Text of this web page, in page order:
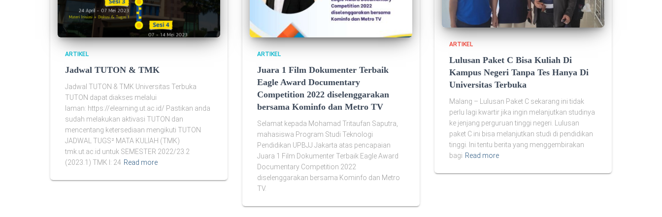
ARTIKEL
Jadwal TUTON & TMK
Jadwal TUTON & TMK Universitas Terbuka
TUTON dapat diakses melalui
laman: https://elearning.ut.ac.id/ Pastikan anda
sudah melakukan aktivasi TUTON dan
mencentang ketersediaan mengikuti TUTON
JADWAL TUGS² MATA KULİAH (TMK)
tmk.ut.ac.id untuk SEMESTER 2022/23.2
(2023.1) TMK I: 24 Read more
ARTIKEL
Juara 1 Film Dokumenter Terbaik
Eagle Award Documentary
Competition 2022 diselenggarakan
bersama Kominfo dan Metro TV
Selamat kepada Mohamad Tritaufan Saputra,
mahasiswa Program Studi Teknologi
Pendidikan UPBJJ Jakarta atas pencapaian
Juara 1 Film Dokumenter Terbaik Eagle Award
Documentary Competition 2022
diselenggarakan bersama Kominfo dan Metro
TV.
ARTIKEL
Lulusan Paket C Bisa Kuliah Di
Kampus Negeri Tanpa Tes Hanya Di
Universitas Terbuka
Malang – Lulusan Paket C sekarang ini tidak
perlu lagi kwartir jika ingin melanjutkan studinya
ke jenjang perguruan tinggi negeri. Lulusan
paket C ini bisa melanjutkan studi di pendidikan
tinggi. Ini tentu berita yang menggembirakan
bagi Read more